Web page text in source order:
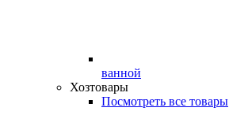
ванной
Хозтовары
Посмотреть все товары